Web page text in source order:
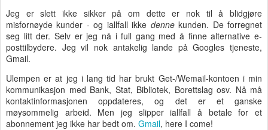
Jeg er slett ikke sikker på om dette er nok til å blidgjøre
misfornøyde kunder - og iallfall ikke dennekunden. De forregnet
seg litt der. Selv er jeg nå i full gang med å finne alternative e-
posttilbydere. Jeg vil nok antakelig lande på Googles tjeneste,
Gmail.
Ulempen er at jeg i lang tid har brukt Get-/Wemail-kontoen i min
kommunikasjon med Bank, Stat, Bibliotek, Borettslag osv. Nå må
kontaktinformasjonen oppdateres, og det er et ganske
møysommelig arbeid. Men jeg slipper iallfall å betale for et
abonnement jeg ikke har bedt om. Gmail, here I come!